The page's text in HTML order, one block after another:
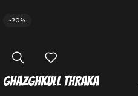
-20%
Ghazghkull Thraka